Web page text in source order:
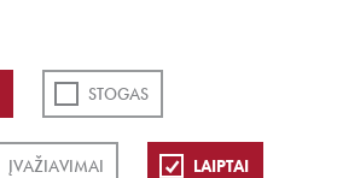
STOGAS
ĮVAŽIAVIMAI LAIPTAI